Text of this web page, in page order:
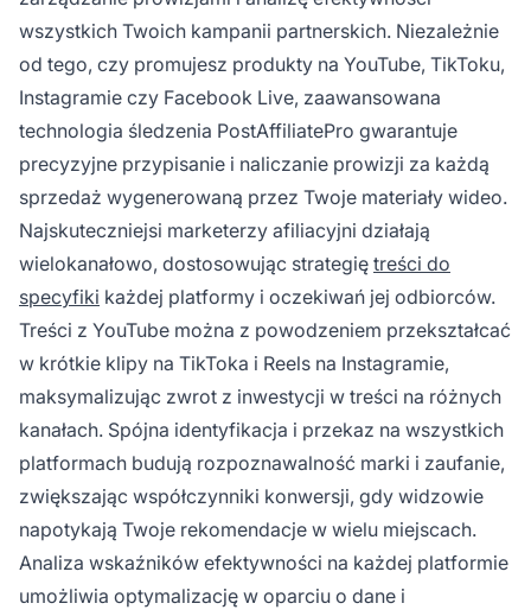
wszystkich Twoich kampanii partnerskich. Niezależnie
od tego, czy promujesz produkty na YouTube, TikToku,
Instagramie czy Facebook Live, zaawansowana
technologia śledzenia PostAffiliatePro gwarantuje
precyzyjne przypisanie i naliczanie prowizji za każdą
sprzedaż wygenerowaną przez Twoje materiały wideo.
Najskuteczniejsi marketerzy afiliacyjni działają
wielokanałowo, dostosowując strategię treści do
specyfiki każdej platformy i oczekiwań jej odbiorców.
Treści z YouTube można z powodzeniem przekształcać
w krótkie klipy na TikToka i Reels na Instagramie,
maksymalizując zwrot z inwestycji w treści na różnych
kanałach. Spójna identyfikacja i przekaz na wszystkich
platformach budują rozpoznawalność marki i zaufanie,
zwiększając współczynniki konwersji, gdy widzowie
napotykają Twoje rekomendacje w wielu miejscach.
Analiza wskaźników efektywności na każdej platformie
umożliwia optymalizację w oparciu o dane i